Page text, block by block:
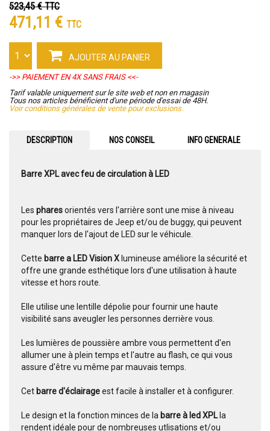
523,45 €TTC
471,11 € TTC
AJOUTER AU PANIER
->> PAIEMENT EN 4X SANS FRAIS <<-
Tarif valable uniquement sur le site web et non en magasin
Tous nos articles bénéficient d'une période d'essai de 48H.
Voir conditions générales de vente pour exclusions.
DESCRIPTION NOS CONSEIL INFO GENERALE
Barre XPL avec feu de circulation à LED
Les pharesorientés vers l'arrière sont une mise à niveau
pour les propriétaires de Jeep et/ou de buggy, qui peuvent
manquer lors de l'ajout de LED sur le véhicule.
Cette barre a LED Vision X lumineuse améliore la sécurité et
offre une grande esthétique lors d'une utilisation à haute
vitesse et hors route.
Elle utilise une lentille dépolie pour fournir une haute
visibilité sans aveugler les personnes derrière vous.
Les lumières de poussière ambre vous permettent d'en
allumer une à plein temps et l'autre au flash, ce qui vous
assure d'être vu même par mauvais temps.
Cet barred'éclairageest facile à installer et à configurer.
Le design et la fonction minces de la barre à led XPLla
rendent idéale pour de nombreuses utlisations et/ou